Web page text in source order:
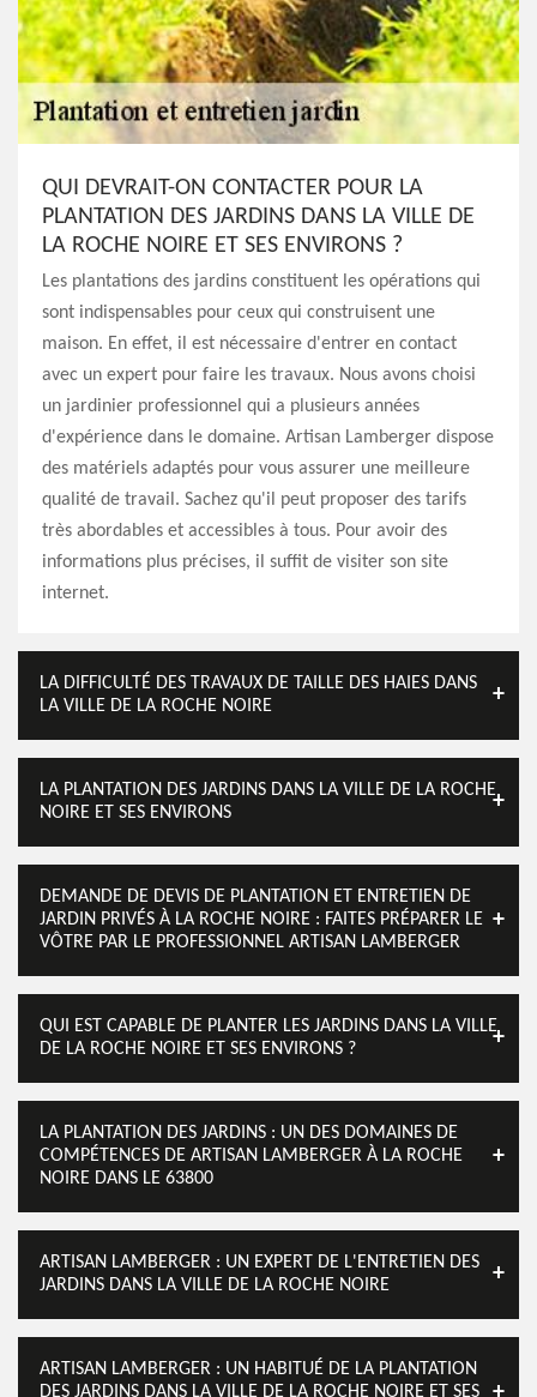
QUI DEVRAIT-ON CONTACTER POUR LA
PLANTATION DES JARDINS DANS LA VILLE DE
LA ROCHE NOIRE ET SES ENVIRONS ?
Les plantations des jardins constituent les opérations qui
sont indispensables pour ceux qui construisent une
maison. En effet, il est nécessaire d'entrer en contact
avec un expert pour faire les travaux. Nous avons choisi
un jardinier professionnel qui a plusieurs années
d'expérience dans le domaine. Artisan Lamberger dispose
des matériels adaptés pour vous assurer une meilleure
qualité de travail. Sachez qu'il peut proposer des tarifs
très abordables et accessibles à tous. Pour avoir des
informations plus précises, il suffit de visiter son site
internet.
LA DIFFICULTÉ DES TRAVAUX DE TAILLE DES HAIES DANS
LA VILLE DE LA ROCHE NOIRE
LA PLANTATION DES JARDINS DANS LA VILLE DE LA ROCHE
NOIRE ET SES ENVIRONS
DEMANDE DE DEVIS DE PLANTATION ET ENTRETIEN DE
JARDIN PRIVÉS À LA ROCHE NOIRE : FAITES PRÉPARER LE
VÔTRE PAR LE PROFESSIONNEL ARTISAN LAMBERGER
QUI EST CAPABLE DE PLANTER LES JARDINS DANS LA VILLE
DE LA ROCHE NOIRE ET SES ENVIRONS ?
LA PLANTATION DES JARDINS : UN DES DOMAINES DE
COMPÉTENCES DE ARTISAN LAMBERGER À LA ROCHE
NOIRE DANS LE 63800
ARTISAN LAMBERGER : UN EXPERT DE L'ENTRETIEN DES
JARDINS DANS LA VILLE DE LA ROCHE NOIRE
ARTISAN LAMBERGER : UN HABITUÉ DE LA PLANTATION
DES JARDINS DANS LA VILLE DE LA ROCHE NOIRE ET SES